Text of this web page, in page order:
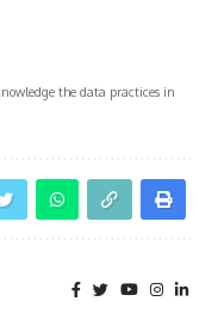
the data practices in